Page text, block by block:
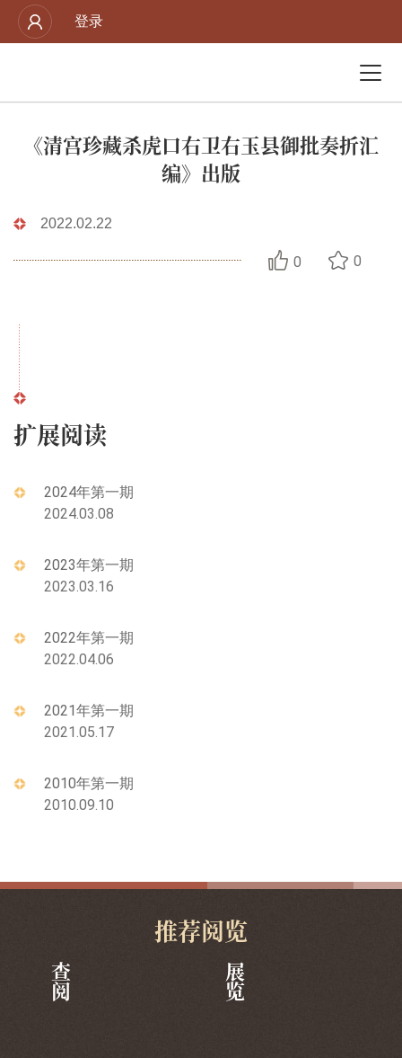
登录
《清宫珍藏杀虎口右卫右玉县御批奏折汇
编》出版
2022.02.22
0 0
扩展阅读
2024年第一期
2024.03.08
2023年第一期
2023.03.16
2022年第一期
2022.04.06
2021年第一期
2021.05.17
2010年第一期
2010.09.10
推荐阅览
查阅 展览